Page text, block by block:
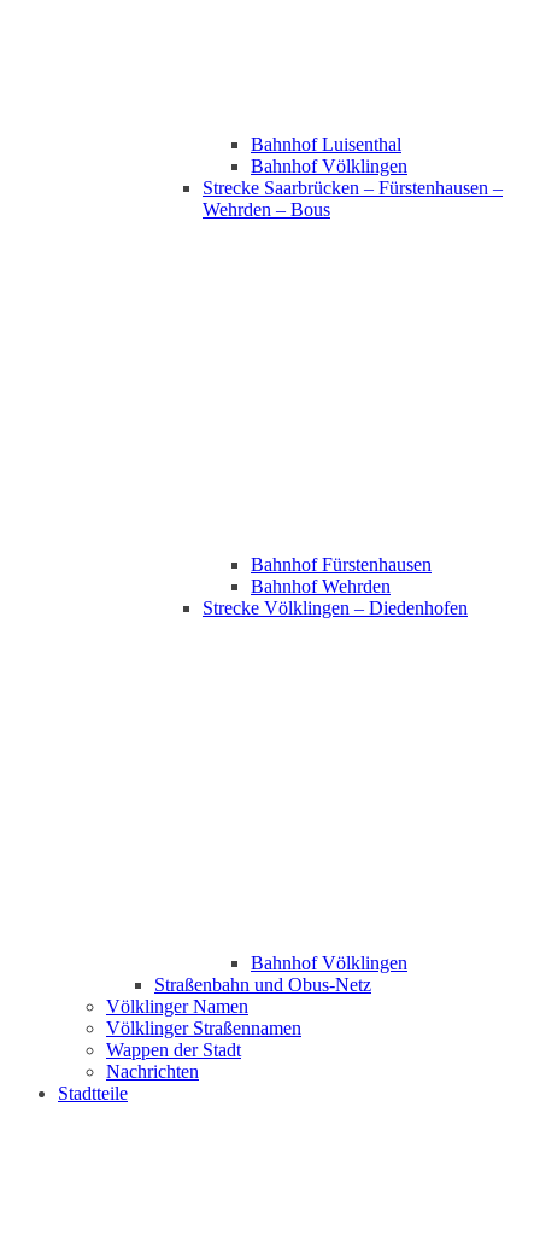
Bahnhof Luisenthal
Bahnhof Völklingen
Strecke Saarbrücken – Fürstenhausen –
Wehrden – Bous
Bahnhof Fürstenhausen
Bahnhof Wehrden
Strecke Völklingen – Diedenhofen
Bahnhof Völklingen
Straßenbahn und Obus-Netz
Völklinger Namen
Völklinger Straßennamen
Wappen der Stadt
Nachrichten
Stadtteile